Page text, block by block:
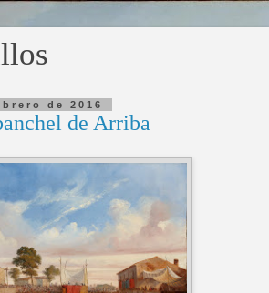
de 2016
de Arriba